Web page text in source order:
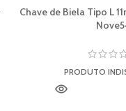
Chave de Biela Tipo L
PRODUTO